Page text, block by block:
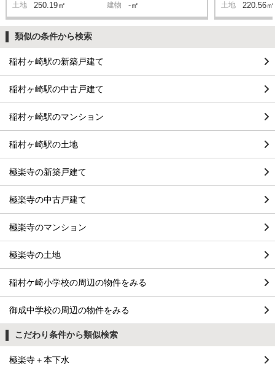
土地 250.19㎡ 建物 -㎡ 土地 220.56㎡
類似の条件から検索
稲村ヶ崎駅の新築戸建て
稲村ヶ崎駅の中古戸建て
稲村ヶ崎駅のマンション
稲村ヶ崎駅の土地
極楽寺の新築戸建て
極楽寺の中古戸建て
極楽寺のマンション
極楽寺の土地
稲村ケ崎小学校の周辺の物件をみる
御成中学校の周辺の物件をみる
こだわり条件から類似検索
極楽寺＋本下水